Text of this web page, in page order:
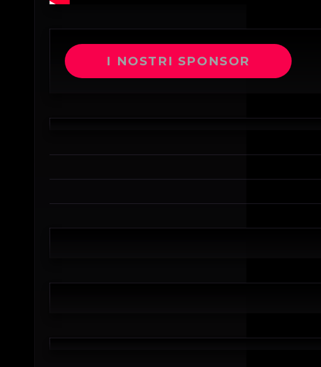
I NOSTRI SPONSOR